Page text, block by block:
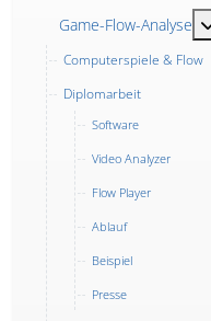
Game-Flow-Analyse
Computerspiele & Flow
Diplomarbeit
Software
Video Analyzer
Flow Player
Ablauf
Beispiel
Presse